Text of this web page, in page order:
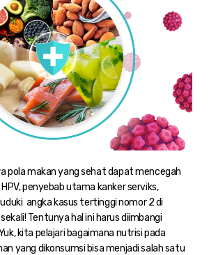
pola makan yang sehat dapat mencegah
penyebab utama kanker serviks,
angka kasus tertinggi nomor 2 di
Tentunya hal ini harus diimbangi
kita pelajari bagaimana nutrisi pada
yang dikonsumsi bisa menjadi salah satu